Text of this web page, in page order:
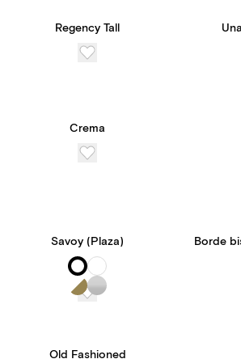
de acceso
nuestras
por un precio
Regency Tall
Crema
Savoy (Plaza)
Old Fashioned